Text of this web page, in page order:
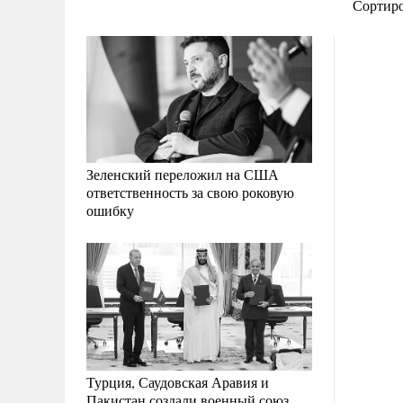
Зеленский переложил на США
ответственность за свою роковую
ошибку
Турция, Саудовская Аравия и